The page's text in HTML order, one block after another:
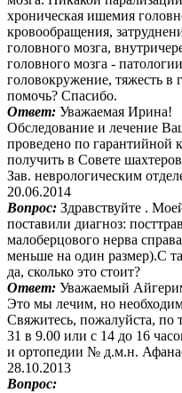
хроническая ишемия
кровообращения,
головного мозга,
головного мозга -
головокружение, тяжесть
помочь? Спасибо.
Ответ: Уважаемая Ирина!
Обследование и лечение
проведено по гарантийной
получить в Совете
Зав. неврологическим
20.06.2014
Вопрос: Здравствуйте .
поставили диагноз:
малоберцового нерва
меньше на один размер).С
да, сколько это стоит?
Ответ: Уважаемый
Это мы лечим, но
Свяжитесь, пожалуйста, по
31 в 9.00 или с 14 до 16
и ортопедии № д.м.н.
28.10.2013
Вопрос: